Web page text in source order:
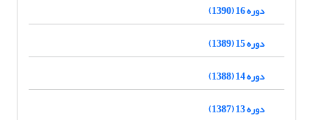
دوره 16 (1390)
دوره 15 (1389)
دوره 14 (1388)
دوره 13 (1387)